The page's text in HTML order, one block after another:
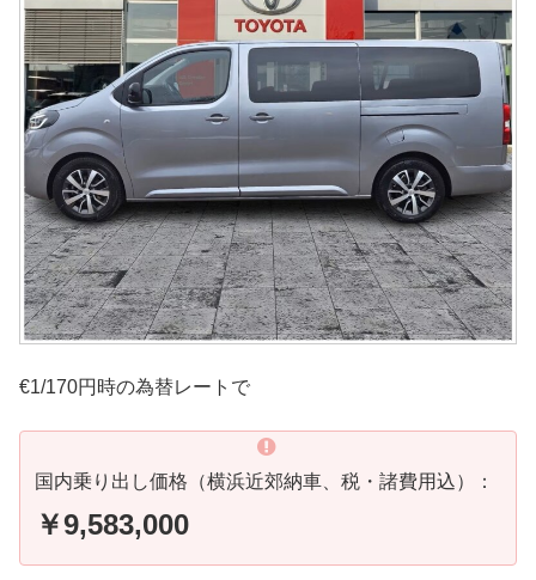
€1/170円時の為替レートで
国内乗り出し価格（横浜近郊納車、税・諸費用込）：
￥9,583,000